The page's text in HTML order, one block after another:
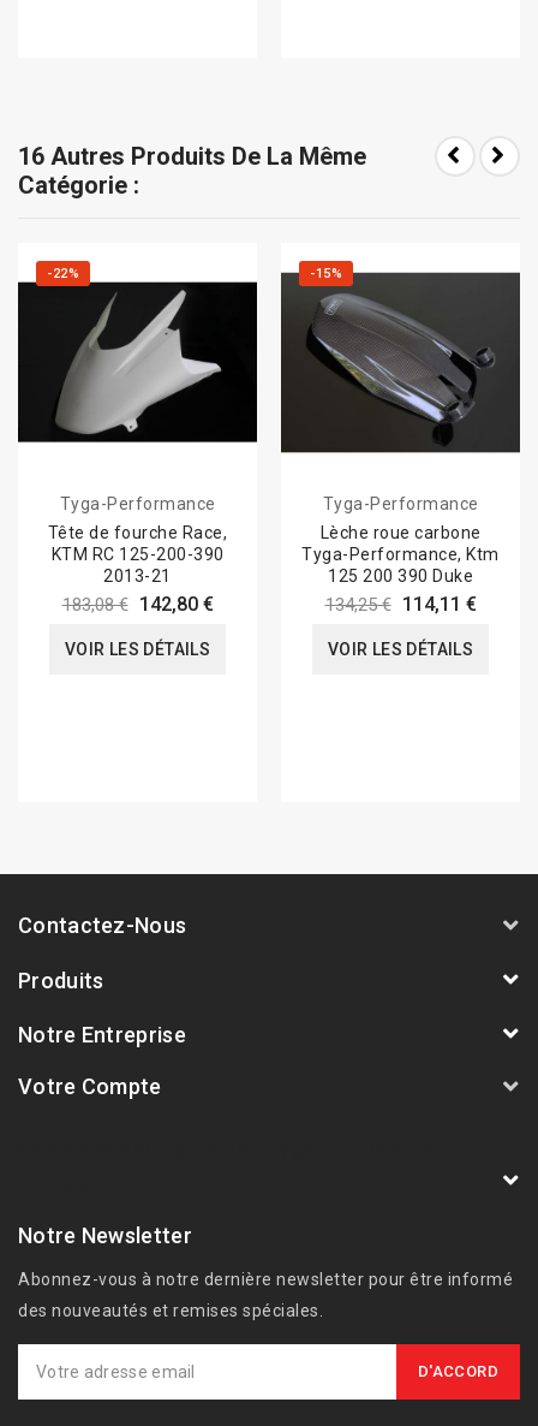
16 Autres Produits De La Même
Catégorie :
-22%
Tyga-Performance
Tête de fourche Race,
KTM RC 125-200-390
2013-21
183,08 € 142,80 €
VOIR LES DÉTAILS
-15%
Tyga-Performance
Lèche roue carbone
Tyga-Performance, Ktm
125 200 390 Duke
134,25 € 114,11 €
VOIR LES DÉTAILS
Contactez-Nous
Produits
Notre Entreprise
Votre Compte
Notre Newsletter
Abonnez-vous à notre dernière newsletter pour être informé
des nouveautés et remises spéciales.